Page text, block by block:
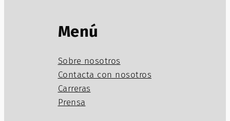
Menú
Sobre nosotros
Contacta con nosotros
Carreras
Prensa